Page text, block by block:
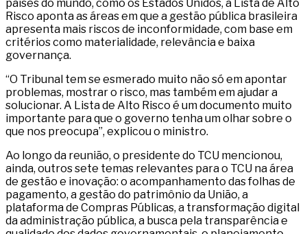
países do mundo, como os Estados Unidos, a Lista de Alto
Risco aponta as áreas em que a gestão pública brasileira
apresenta mais riscos de inconformidade, com base em
critérios como materialidade, relevância e baixa
governança.
“O Tribunal tem se esmerado muito não só em apontar
problemas, mostrar o risco, mas também em ajudar a
solucionar. A Lista de Alto Risco é um documento muito
importante para que o governo tenha um olhar sobre o
que nos preocupa”, explicou o ministro.
Ao longo da reunião, o presidente do TCU mencionou,
ainda, outros sete temas relevantes para o TCU na área
de gestão e inovação: o acompanhamento das folhas de
pagamento, a gestão do patrimônio da União, a
plataforma de Compras Públicas, a transformação digital
da administração pública, a busca pela transparência e